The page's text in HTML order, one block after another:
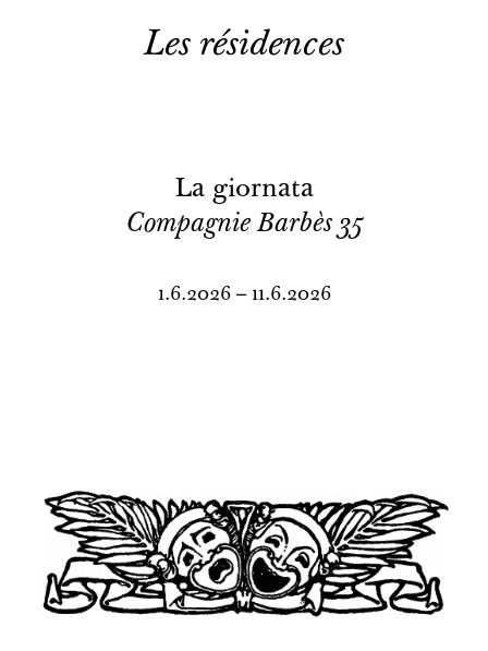
Les résidences
La giornata
Compagnie Barbès 35
1.6.2026 – 11.6.2026